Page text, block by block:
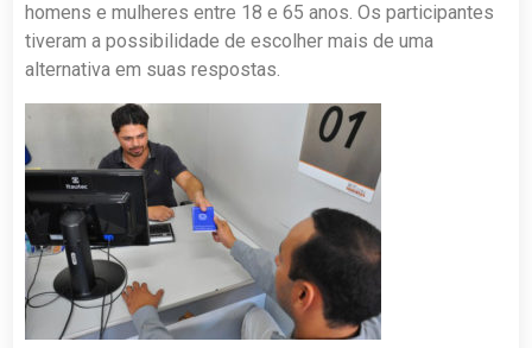
homens e mulheres entre 18 e 65 anos. Os participantes
tiveram a possibilidade de escolher mais de uma
alternativa em suas respostas.